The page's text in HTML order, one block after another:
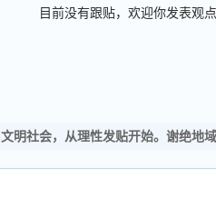
目前没有跟贴，欢迎你发表观点
文明社会，从理性发贴开始。谢绝地